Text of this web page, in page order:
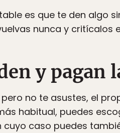
es que te den algo
nunca y critícalos
y pagan
no te asustes, el
habitual, puedes
cuyo caso puedes